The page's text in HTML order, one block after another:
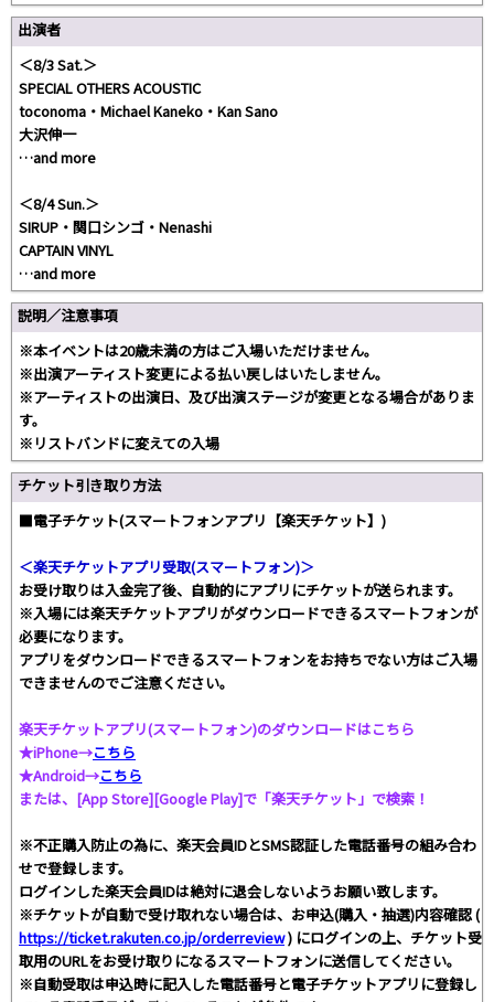
出演者
＜8/3 Sat.＞
SPECIAL OTHERS ACOUSTIC
toconoma・Michael Kaneko・Kan Sano
大沢伸一
…and more
＜8/4 Sun.＞
SIRUP・関口シンゴ・Nenashi
CAPTAIN VINYL
…and more
説明／注意事項
※本イベントは20歳未満の方はご入場いただけません。
※出演アーティスト変更による払い戻しはいたしません。
※アーティストの出演日、及び出演ステージが変更となる場合がありま
す。
※リストバンドに変えての入場
チケット引き取り方法
■電子チケット(スマートフォンアプリ【楽天チケット】)
＜楽天チケットアプリ受取(スマートフォン)＞
お受け取りは入金完了後、自動的にアプリにチケットが送られます。
※入場には楽天チケットアプリがダウンロードできるスマートフォンが
必要になります。
アプリをダウンロードできるスマートフォンをお持ちでない方はご入場
できませんのでご注意ください。
楽天チケットアプリ(スマートフォン)のダウンロードはこちら
★iPhone→こちら
★Android→こちら
または、[App Store][Google Play]で「楽天チケット」で検索！
※不正購入防止の為に、楽天会員IDとSMS認証した電話番号の組み合わ
せで登録します。
ログインした楽天会員IDは絶対に退会しないようお願い致します。
※チケットが自動で受け取れない場合は、お申込(購入・抽選)内容確認 (
https://ticket.rakuten.co.jp/orderreview) にログインの上、チケット受
取用のURLをお受け取りになるスマートフォンに送信してください。
※自動受取は申込時に記入した電話番号と電子チケットアプリに登録し